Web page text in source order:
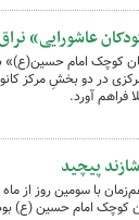
عاشورایی»
کوچک امام
در دو بخشِ مرکز
فراهم آورد.
پیچید
با سومین روز از
کوچک امام حسین (ع)